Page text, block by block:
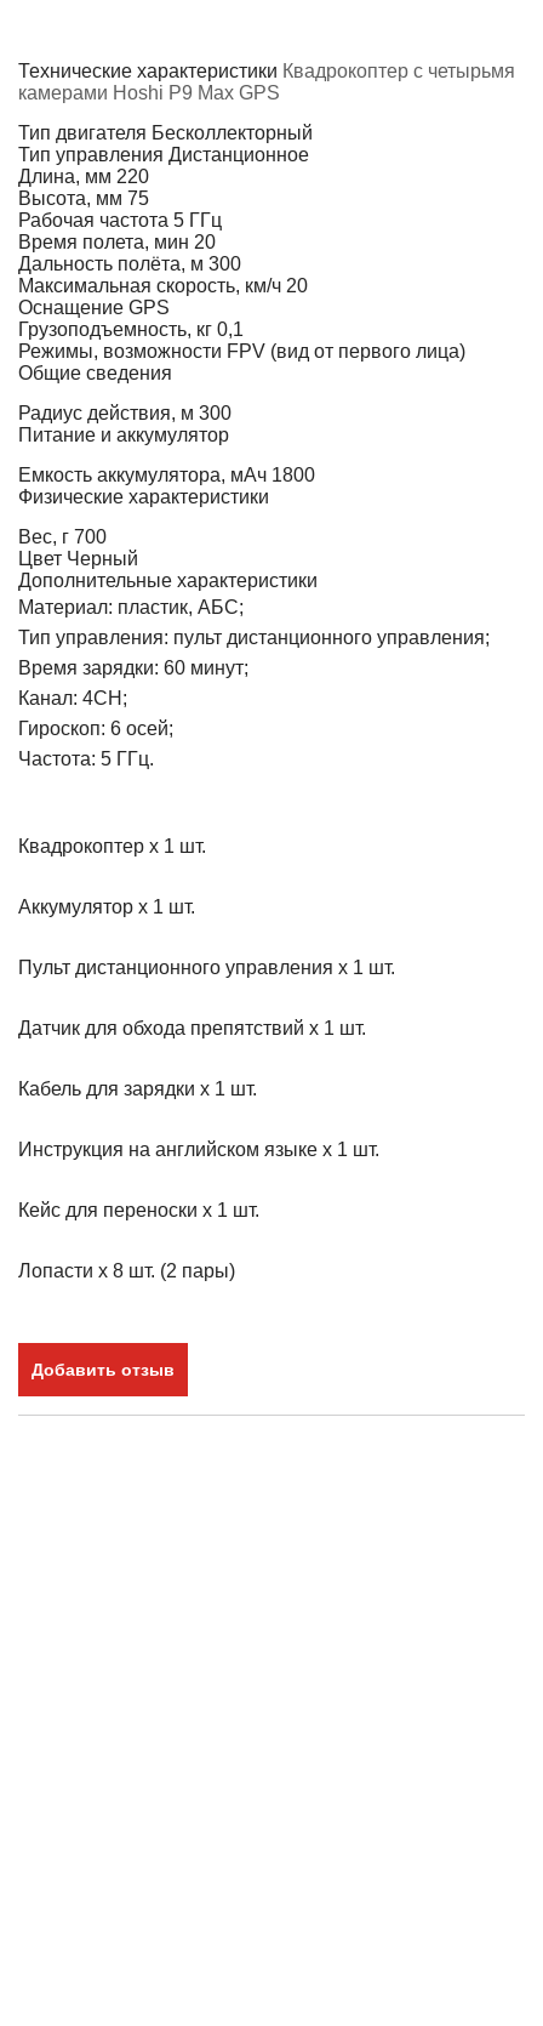
Технические характеристики Квадрокоптер с четырьмя
камерами Hoshi P9 Max GPS
Тип двигателя Бесколлекторный
Тип управления Дистанционное
Длина, мм 220
Высота, мм 75
Рабочая частота 5 ГГц
Время полета, мин 20
Дальность полёта, м 300
Максимальная скорость, км/ч 20
Оснащение GPS
Грузоподъемность, кг 0,1
Режимы, возможности FPV (вид от первого лица)
Общие сведения
Радиус действия, м 300
Питание и аккумулятор
Емкость аккумулятора, мАч 1800
Физические характеристики
Вес, г 700
Цвет Черный
Дополнительные характеристики
Материал: пластик, АБС;
Тип управления: пульт дистанционного управления;
Время зарядки: 60 минут;
Канал: 4CH;
Гироскоп: 6 осей;
Частота: 5 ГГц.
Квадрокоптер х 1 шт.
Аккумулятор х 1 шт.
Пульт дистанционного управления х 1 шт.
Датчик для обхода препятствий х 1 шт.
Кабель для зарядки х 1 шт.
Инструкция на английском языке х 1 шт.
Кейс для переноски х 1 шт.
Лопасти х 8 шт. (2 пары)
Добавить отзыв